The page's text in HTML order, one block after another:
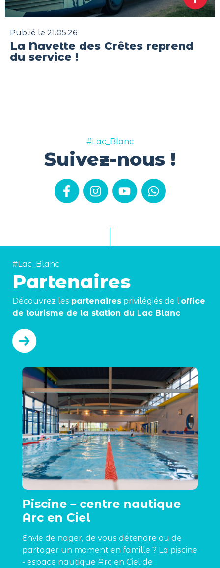
Publié le 21.05.26
La Navette des Crêtes reprend
du service !
#Lac_Blanc
Suivez-nous !
#Lac_Blanc
Partenaires
Découvrez les partenaires privilégiés de l’office
de tourisme de la station du Lac Blanc
Piscine – centre nautique
Arc en Ciel
Envie de nager, de vous détendre ou de
partager un moment en famille ? La piscine
- espace nautique Arc en Ciel de